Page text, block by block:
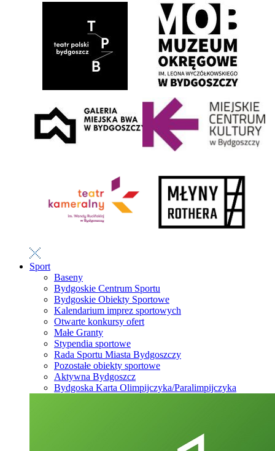
Sport
Baseny
Bydgoskie Centrum Sportu
Bydgoskie Obiekty Sportowe
Kalendarium imprez sportowych
Otwarte konkursy ofert
Małe Granty
Stypendia sportowe
Rada Sportu Miasta Bydgoszczy
Pozostałe obiekty sportowe
Aktywna Bydgoszcz
Bydgoska Karta Olimpijczyka/Paralimpijczyka